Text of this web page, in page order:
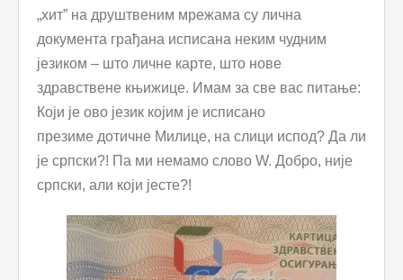
„хит” на друштвеним мрежама су лична
документа грађана исписана неким чудним
језиком – што личне карте, што нове
здравствене књижице. Имам за све вас питање:
Који је ово језик којим је исписано
презиме дотичне Милице, на слици испод? Да ли
је српски?! Па ми немамо слово W. Добро, није
српски, али који јесте?!